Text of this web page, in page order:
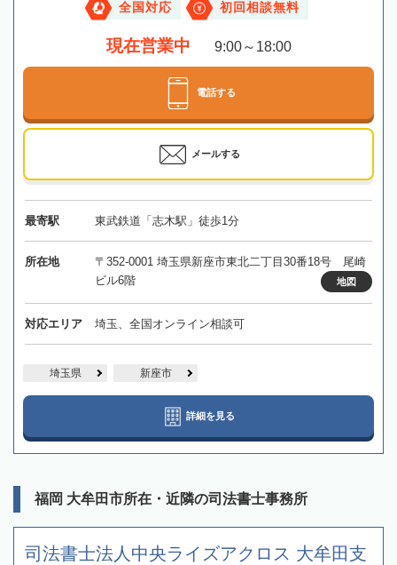
全国対応 初回相談無料
現在営業中 9:00～18:00
電話する
メールする
最寄駅 東武鉄道「志木駅」徒歩1分
所在地
〒352-0001 埼玉県新座市東北二丁目30番18号 尾崎
ビル6階
地図
対応エリア 埼玉、全国オンライン相談可
埼玉県 新座市
詳細を見る
福岡 大牟田市所在・近隣の司法書士事務所
司法書士法人中央ライズアクロス 大牟田支